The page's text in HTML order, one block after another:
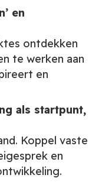
en
ontdekken
te werken aan
en
als startpunt,
Koppel vaste
en